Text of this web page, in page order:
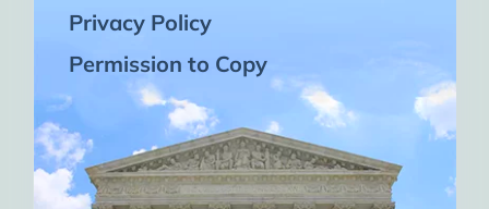
Privacy Policy
Permission to Copy